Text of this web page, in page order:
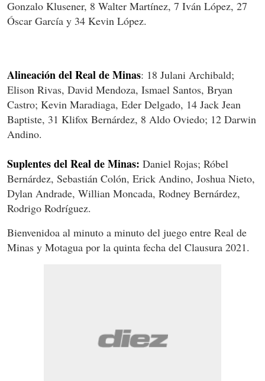
Gonzalo Klusener, 8 Walter Martínez, 7 Iván López, 27
Óscar García y 34 Kevin López.
Alineación del Real de Minas: 18 Julani Archibald;
Elison Rivas, David Mendoza, Ismael Santos, Bryan
Castro; Kevin Maradiaga, Eder Delgado, 14 Jack Jean
Baptiste, 31 Klifox Bernárdez, 8 Aldo Oviedo; 12 Darwin
Andino.
Suplentes del Real de Minas: Daniel Rojas; Róbel
Bernárdez, Sebastián Colón, Erick Andino, Joshua Nieto,
Dylan Andrade, Willian Moncada, Rodney Bernárdez,
Rodrigo Rodríguez.
Bienvenidoa al minuto a minuto del juego entre Real de
Minas y Motagua por la quinta fecha del Clausura 2021.